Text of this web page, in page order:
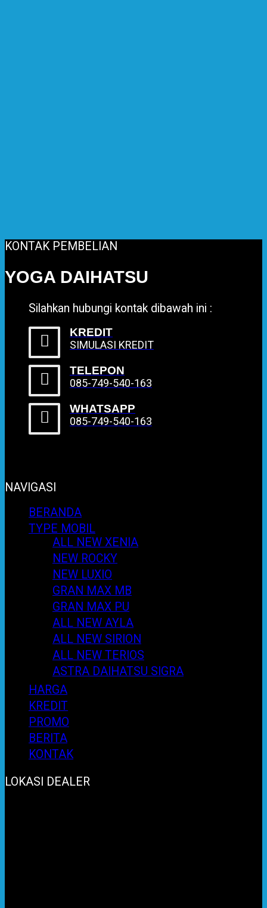
KONTAK PEMBELIAN
YOGA DAIHATSU
Silahkan hubungi kontak dibawah ini :
KREDIT
SIMULASI KREDIT
TELEPON
085-749-540-163
WHATSAPP
085-749-540-163
NAVIGASI
BERANDA
TYPE MOBIL
ALL NEW XENIA
NEW ROCKY
NEW LUXIO
GRAN MAX MB
GRAN MAX PU
ALL NEW AYLA
ALL NEW SIRION
ALL NEW TERIOS
ASTRA DAIHATSU SIGRA
HARGA
KREDIT
PROMO
BERITA
KONTAK
LOKASI DEALER